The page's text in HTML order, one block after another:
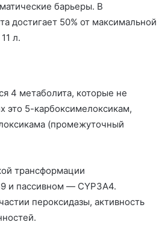
барьеры. В
достигает 50% от максимальной
л.
4 метаболита, которые не
это 5-карбоксимелоксикам,
(промежуточный
трансформации
и пассивном — CYP3A4.
пероксидазы, активность